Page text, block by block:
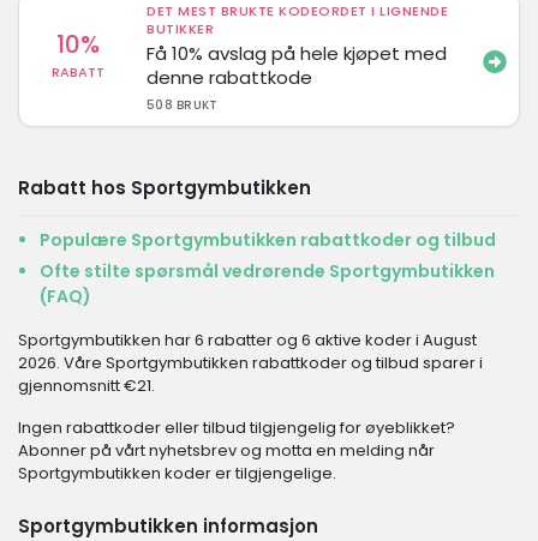
10%
RABATT
DET MEST BRUKTE KODEORDET I LIGNENDE
BUTIKKER
Få 10% avslag på hele kjøpet med
denne rabattkode
508 BRUKT
Rabatt hos Sportgymbutikken
Populære Sportgymbutikken rabattkoder og tilbud
Ofte stilte spørsmål vedrørende Sportgymbutikken
(FAQ)
Sportgymbutikken har 6 rabatter og 6 aktive koder i August
2026. Våre Sportgymbutikken rabattkoder og tilbud sparer i
gjennomsnitt €21.
Ingen rabattkoder eller tilbud tilgjengelig for øyeblikket?
Abonner på vårt nyhetsbrev og motta en melding når
Sportgymbutikken koder er tilgjengelige.
Sportgymbutikken informasjon